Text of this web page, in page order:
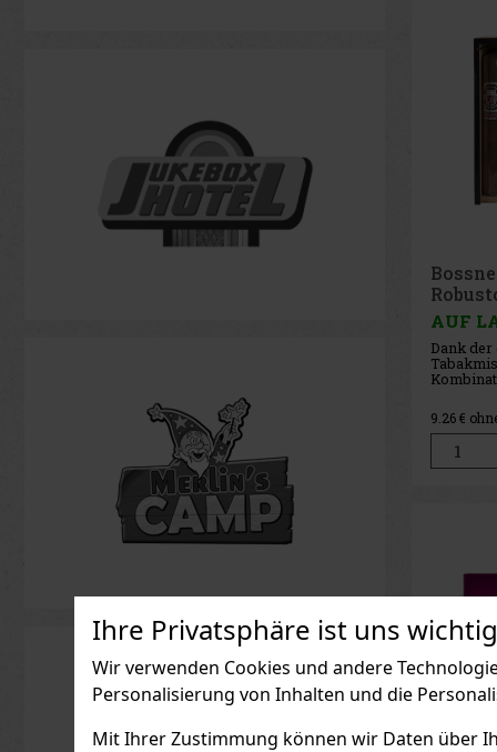
Ihre Privatsphäre ist uns
Wir verwenden Cookies und andere
Personalisierung von Inhalten und die
Mit Ihrer Zustimmung können wir Daten über
AUF
Dank
und
Genuss.
sich
von
Holz
9.26€